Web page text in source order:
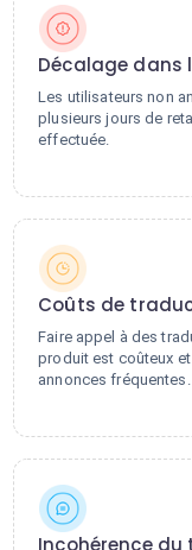
Décalage dans
Les utilisateurs non
plusieurs jours de
effectuée.
Coûts de
Faire appel à des
produit est coûteux
annonces fréquentes.
Incohérence